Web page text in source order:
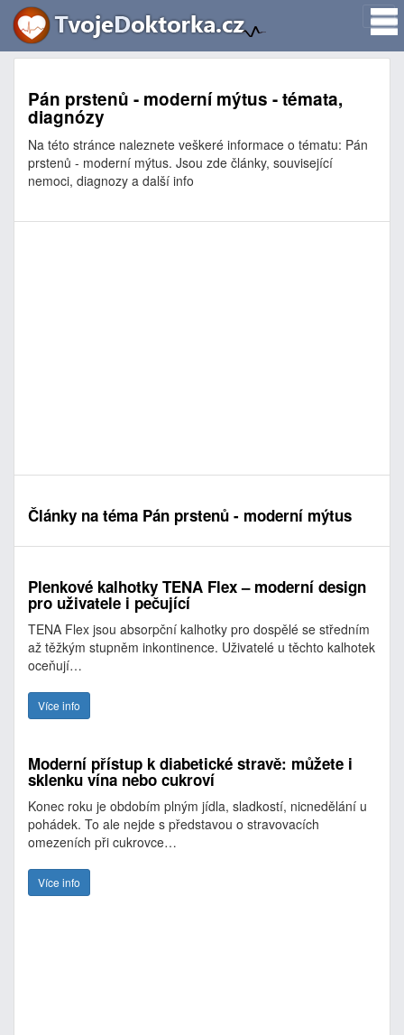
Pán prstenů - moderní mýtus - témata,
diagnózy
Na této stránce naleznete veškeré informace o tématu: Pán
prstenů - moderní mýtus. Jsou zde články, související
nemoci, diagnozy a další info
Články na téma Pán prstenů - moderní mýtus
Plenkové kalhotky TENA Flex – moderní design
pro uživatele i pečující
TENA Flex jsou absorpční kalhotky pro dospělé se středním
až těžkým stupněm inkontinence. Uživatelé u těchto kalhotek
oceňují…
Více info
Moderní přístup k diabetické stravě: můžete i
sklenku vína nebo cukroví
Konec roku je obdobím plným jídla, sladkostí, nicnedělání u
pohádek. To ale nejde s představou o stravovacích
omezeních při cukrovce…
Více info